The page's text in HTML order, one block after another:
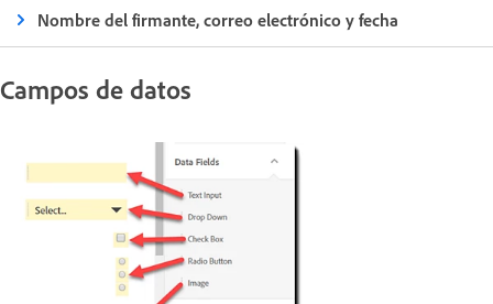
Nombre del firmante, correo electrónico y fecha
Campos de datos